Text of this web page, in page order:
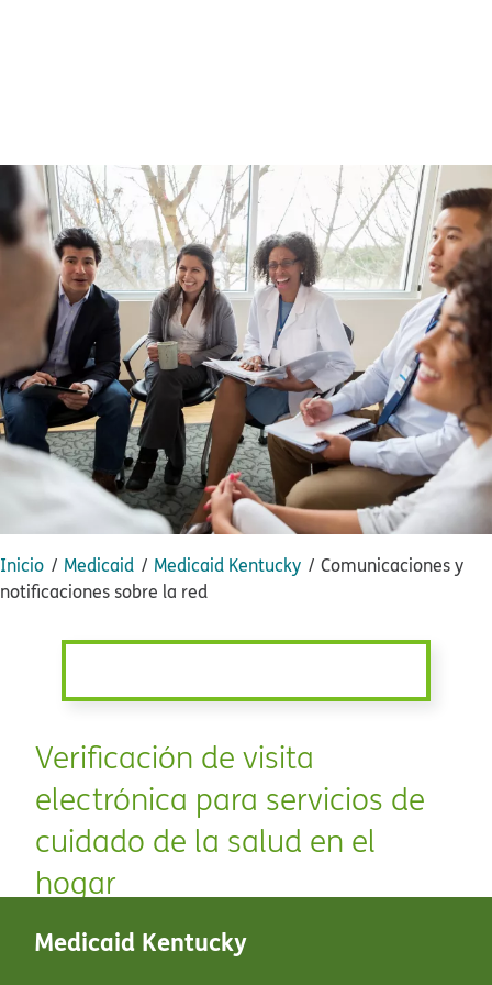
Inicio​​ Medicaid​​ Medicaid Kentucky​​
Comunicaciones y
notificaciones sobre la red​​
Verificación de visita
electrónica para servicios de
cuidado de la salud en el
hogar​​
Medicaid Kentucky​​
Humana ©​​2026​​